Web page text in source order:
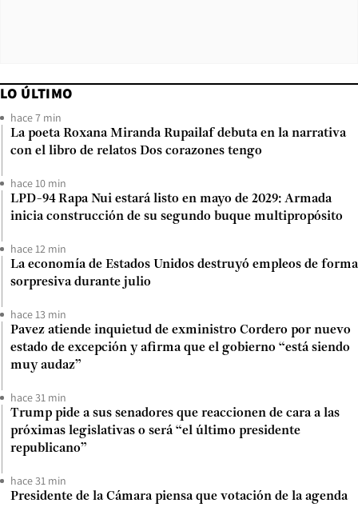
LO ÚLTIMO
hace 7 min
La poeta Roxana Miranda Rupailaf debuta en la narrativa
con el libro de relatos Dos corazones tengo
hace 10 min
LPD-94 Rapa Nui estará listo en mayo de 2029: Armada
inicia construcción de su segundo buque multipropósito
hace 12 min
La economía de Estados Unidos destruyó empleos de forma
sorpresiva durante julio
hace 13 min
Pavez atiende inquietud de exministro Cordero por nuevo
estado de excepción y afirma que el gobierno “está siendo
muy audaz”
hace 31 min
Trump pide a sus senadores que reaccionen de cara a las
próximas legislativas o será “el último presidente
republicano”
hace 31 min
Presidente de la Cámara piensa que votación de la agenda